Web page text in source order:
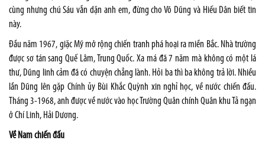
cùng nhưng chú Sáu vẫn dặn anh em, đừng cho Võ Dũng và Hiếu Dân biết tin
này.
Đầu năm 1967, giặc Mỹ mở rộng chiến tranh phá hoại ra miền Bắc. Nhà trường
được sơ tán sang Quế Lâm, Trung Quốc. Xa má đã 7 năm mà không có một lá
thư, Dũng linh cảm đã có chuyện chẳng lành. Hỏi ba thì ba không trả lời. Nhiều
lần Dũng lên gặp Chính ủy Bùi Khắc Quỳnh xin nghỉ học, về nước chiến đấu.
Tháng 3-1968, anh được về nước vào học Trường Quân chính Quân khu Tả ngạn
ở Chí Linh, Hải Dương.
Về Nam chiến đấu